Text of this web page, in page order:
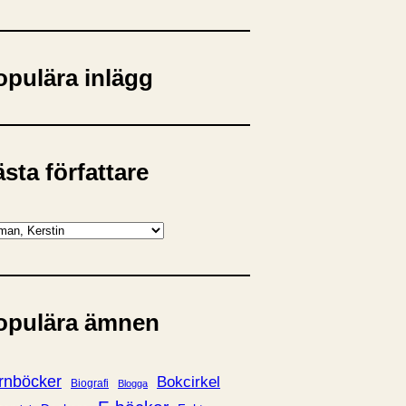
inlägg
författare
ämnen
Biografi Blogga Bokcirkel